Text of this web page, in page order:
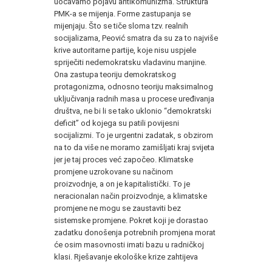
PMK-a se mijenja. Forme zastupanja se
mijenjaju. Što se tiče sloma tzv. realnih
socijalizama, Peović smatra da su za to najviše
krive autoritarne partije, koje nisu uspjele
spriječiti nedemokratsku vladavinu manjine.
Ona zastupa teoriju demokratskog
protagonizma, odnosno teoriju maksimalnog
uključivanja radnih masa u procese uređivanja
društva, ne bi li se tako uklonio “demokratski
deficit” od kojega su patili povijesni
socijalizmi. To je urgentni zadatak, s obzirom
na to da više ne moramo zamišljati kraj svijeta
jer je taj proces već započeo. Klimatske
promjene uzrokovane su načinom
proizvodnje, a on je kapitalistički. To je
neracionalan način proizvodnje, a klimatske
promjene ne mogu se zaustaviti bez
sistemske promjene. Pokret koji je dorastao
zadatku donošenja potrebnih promjena morat
će osim masovnosti imati bazu u radničkoj
klasi. Rješavanje ekološke krize zahtijeva